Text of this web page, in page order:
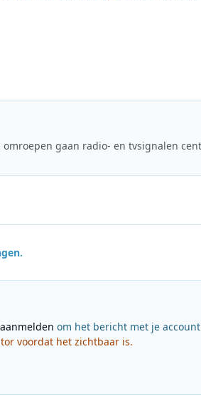
omroepen gaan radio- en tvsignalen
aanmelden om het bericht met je
voordat het zichtbaar is.